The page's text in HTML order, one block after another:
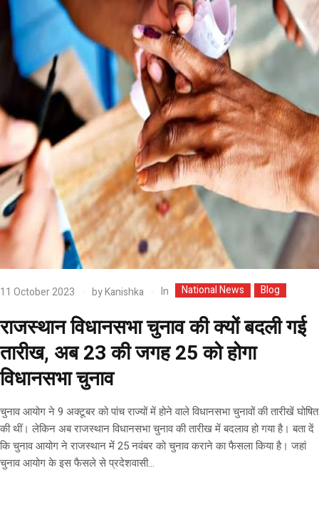
11 October 2023 byKanishka In National News Blog
राजस्थान विधानसभा चुनाव की क्यों बदली गई
तारीख, अब 23 की जगह 25 को होगा
विधानसभा चुनाव
चुनाव आयोग ने 9 अक्टूबर को पांच राज्यों में होने वाले विधानसभा चुनावों की तारीखें घोषित
की थीं। लेकिन अब राजस्थान विधानसभा चुनाव की तारीख में बदलाव हो गया है। बता दें
कि चुनाव आयोग ने राजस्थान में 25 नवंबर को चुनाव कराने का फैसला किया है। जहां
चुनाव आयोग के इस फैसले से प्रदेशवासी...